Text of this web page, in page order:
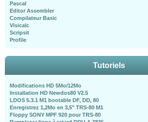
Pascal
Editor Assembler
Compilateur Basic
Visicalc
Scripsit
Profile
Tutoriels
Modifications HD 5Mo/12Mo
Installation HD Newdos80 V2.5
LDOS 5.3.1 M1 bootable DF, DD, 80
Enregistrez 1,2Mo en 3,5" TRS-80 M1
Floppy SONY MPF 920 pour TRS-80